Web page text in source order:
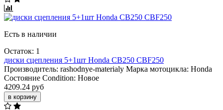
Есть в наличии
Остаток: 1
диски сцепления 5+1шт Honda CB250 CBF250
Производитель: rashodnye-materialy Марка мотоцикла: Honda
Состояние Condition: Новое
4209.24 руб
в корзину